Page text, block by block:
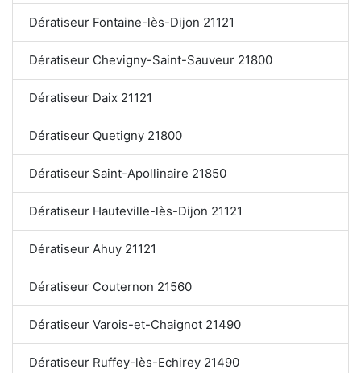
Dératiseur Fontaine-lès-Dijon 21121
Dératiseur Chevigny-Saint-Sauveur 21800
Dératiseur Daix 21121
Dératiseur Quetigny 21800
Dératiseur Saint-Apollinaire 21850
Dératiseur Hauteville-lès-Dijon 21121
Dératiseur Ahuy 21121
Dératiseur Couternon 21560
Dératiseur Varois-et-Chaignot 21490
Dératiseur Ruffey-lès-Echirey 21490